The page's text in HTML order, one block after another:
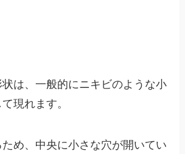
は、一般的にニキビのような小
現れます。
め、中央に小さな穴が開いてい